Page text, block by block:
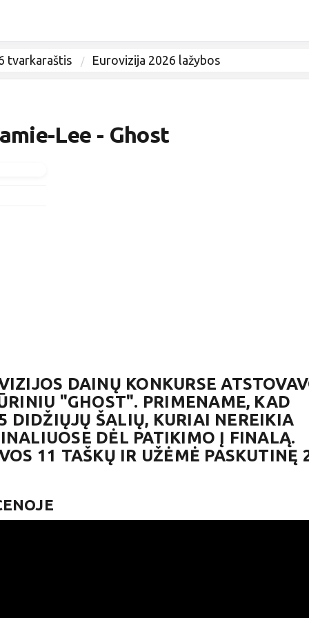
tvarkaraštis Eurovizija 2026 lažybos
Lee - Ghost
DAINŲ KONKURSE
"GHOST". PRIMENAME, KAD
DIDŽIŲJŲ ŠALIŲ, KURIAI NEREIKIA
DĖL PATIKIMO Į FINALĄ.
11 TAŠKŲ IR UŽĖMĖ PASKUTINĘ